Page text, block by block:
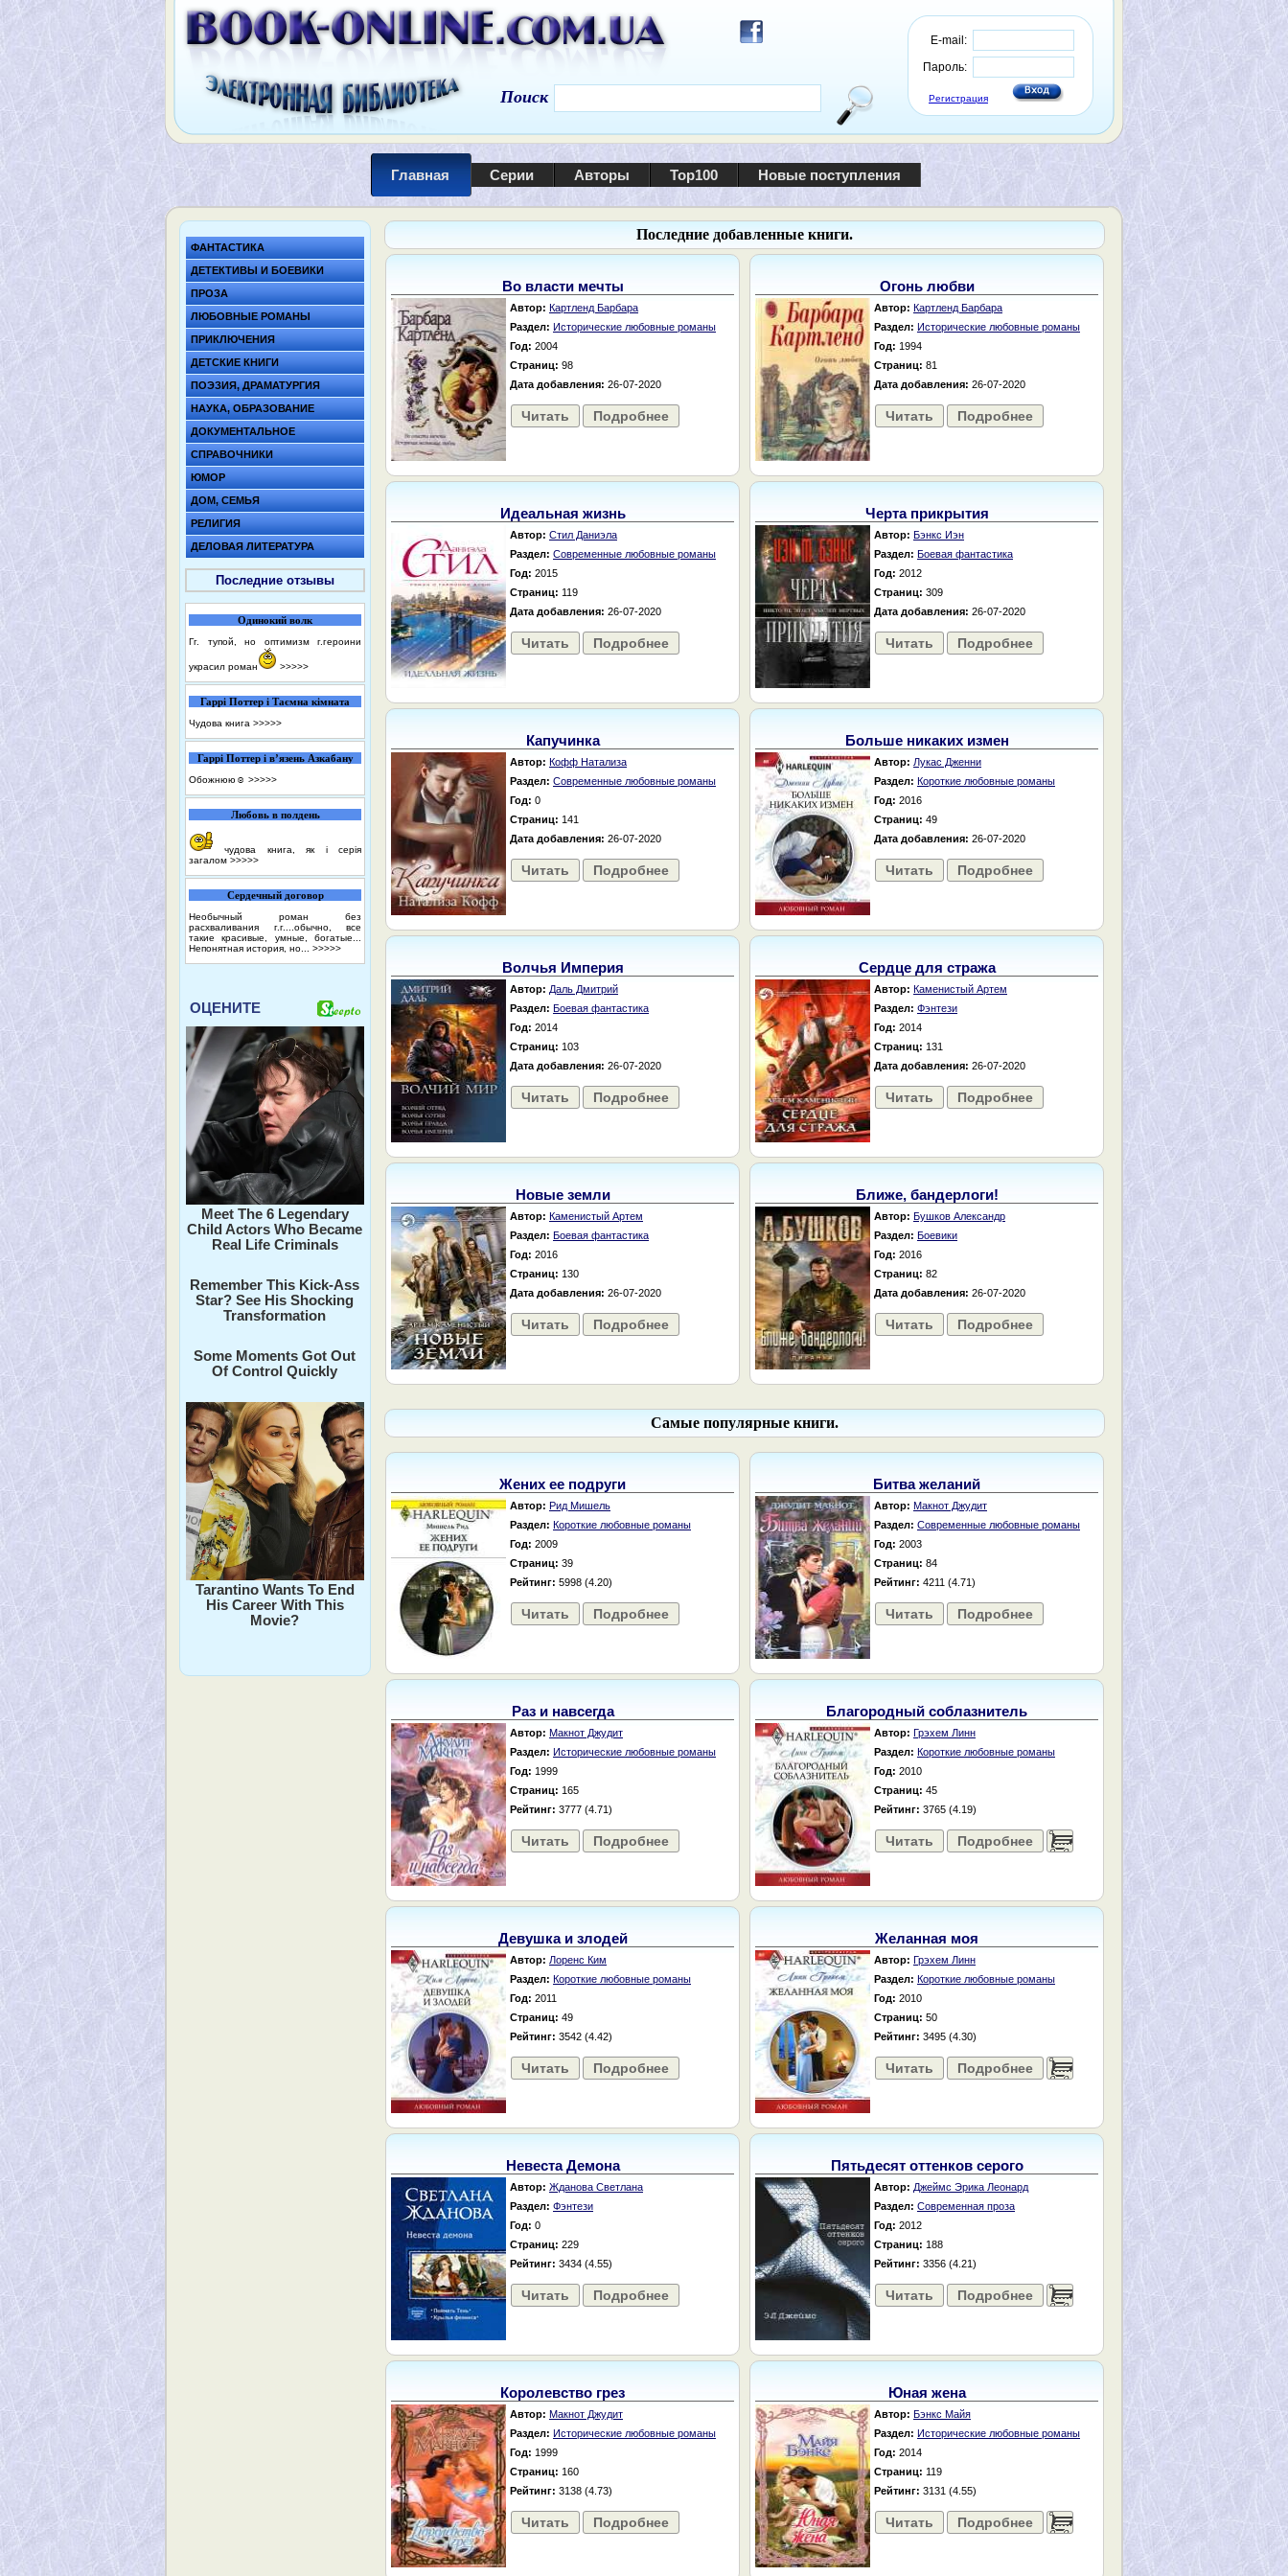
E-mail:
Пароль:
Регистрация
Поиск
Главная Серии Авторы Top100 Новые поступления
ФАНТАСТИКА
ДЕТЕКТИВЫ И БОЕВИКИ
ПРОЗА
ЛЮБОВНЫЕ РОМАНЫ
ПРИКЛЮЧЕНИЯ
ДЕТСКИЕ КНИГИ
ПОЭЗИЯ, ДРАМАТУРГИЯ
НАУКА, ОБРАЗОВАНИЕ
ДОКУМЕНТАЛЬНОЕ
СПРАВОЧНИКИ
ЮМОР
ДОМ, СЕМЬЯ
РЕЛИГИЯ
ДЕЛОВАЯ ЛИТЕРАТУРА
Последние отзывы
Одинокий волк
Гг. тупой, но оптимизм г.героини
украсил роман >>>>>
Гаррі Поттер і Таємна кімната
Чудова книга >>>>>
Гаррі Поттер і в’язень Азкабану
Обожнюю☺️ >>>>>
Любовь в полдень
чудова книга, як і серія
загалом >>>>>
Сердечный договор
Необычный роман без
расхваливания г.г....обычно, все
такие красивые, умные, богатые...
Непонятная история, но... >>>>>
ОЦЕНИТЕ
Meet The 6 Legendary
Child Actors Who Became
Real Life Criminals
Remember This Kick-Ass
Star? See His Shocking
Transformation
Some Moments Got Out
Of Control Quickly
Tarantino Wants To End
His Career With This
Movie?
Последние добавленные книги.
Во власти мечты
Автор: Картленд Барбара
Раздел: Исторические любовные романы
Год: 2004
Страниц: 98
Дата добавления: 26-07-2020
Читать Подробнее
Огонь любви
Автор: Картленд Барбара
Раздел: Исторические любовные романы
Год: 1994
Страниц: 81
Дата добавления: 26-07-2020
Читать Подробнее
Идеальная жизнь
Автор: Стил Даниэла
Раздел: Современные любовные романы
Год: 2015
Страниц: 119
Дата добавления: 26-07-2020
Читать Подробнее
Черта прикрытия
Автор: Бэнкс Иэн
Раздел: Боевая фантастика
Год: 2012
Страниц: 309
Дата добавления: 26-07-2020
Читать Подробнее
Капучинка
Автор: Кофф Натализа
Раздел: Современные любовные романы
Год: 0
Страниц: 141
Дата добавления: 26-07-2020
Читать Подробнее
Больше никаких измен
Автор: Лукас Дженни
Раздел: Короткие любовные романы
Год: 2016
Страниц: 49
Дата добавления: 26-07-2020
Читать Подробнее
Волчья Империя
Автор: Даль Дмитрий
Раздел: Боевая фантастика
Год: 2014
Страниц: 103
Дата добавления: 26-07-2020
Читать Подробнее
Сердце для стража
Автор: Каменистый Артем
Раздел: Фэнтези
Год: 2014
Страниц: 131
Дата добавления: 26-07-2020
Читать Подробнее
Новые земли
Автор: Каменистый Артем
Раздел: Боевая фантастика
Год: 2016
Страниц: 130
Дата добавления: 26-07-2020
Читать Подробнее
Ближе, бандерлоги!
Автор: Бушков Александр
Раздел: Боевики
Год: 2016
Страниц: 82
Дата добавления: 26-07-2020
Читать Подробнее
Самые популярные книги.
Жених ее подруги
Автор: Рид Мишель
Раздел: Короткие любовные романы
Год: 2009
Страниц: 39
Рейтинг: 5998 (4.20)
Читать Подробнее
Битва желаний
Автор: Макнот Джудит
Раздел: Современные любовные романы
Год: 2003
Страниц: 84
Рейтинг: 4211 (4.71)
Читать Подробнее
Раз и навсегда
Автор: Макнот Джудит
Раздел: Исторические любовные романы
Год: 1999
Страниц: 165
Рейтинг: 3777 (4.71)
Читать Подробнее
Благородный соблазнитель
Автор: Грэхем Линн
Раздел: Короткие любовные романы
Год: 2010
Страниц: 45
Рейтинг: 3765 (4.19)
Читать Подробнее ......
Девушка и злодей
Автор: Лоренс Ким
Раздел: Короткие любовные романы
Год: 2011
Страниц: 49
Рейтинг: 3542 (4.42)
Читать Подробнее
Желанная моя
Автор: Грэхем Линн
Раздел: Короткие любовные романы
Год: 2010
Страниц: 50
Рейтинг: 3495 (4.30)
Читать Подробнее ......
Невеста Демона
Автор: Жданова Светлана
Раздел: Фэнтези
Год: 0
Страниц: 229
Рейтинг: 3434 (4.55)
Читать Подробнее
Пятьдесят оттенков серого
Автор: Джеймс Эрика Леонард
Раздел: Современная проза
Год: 2012
Страниц: 188
Рейтинг: 3356 (4.21)
Читать Подробнее ......
Королевство грез
Автор: Макнот Джудит
Раздел: Исторические любовные романы
Год: 1999
Страниц: 160
Рейтинг: 3138 (4.73)
Читать Подробнее
Юная жена
Автор: Бэнкс Майя
Раздел: Исторические любовные романы
Год: 2014
Страниц: 119
Рейтинг: 3131 (4.55)
Читать Подробнее ......